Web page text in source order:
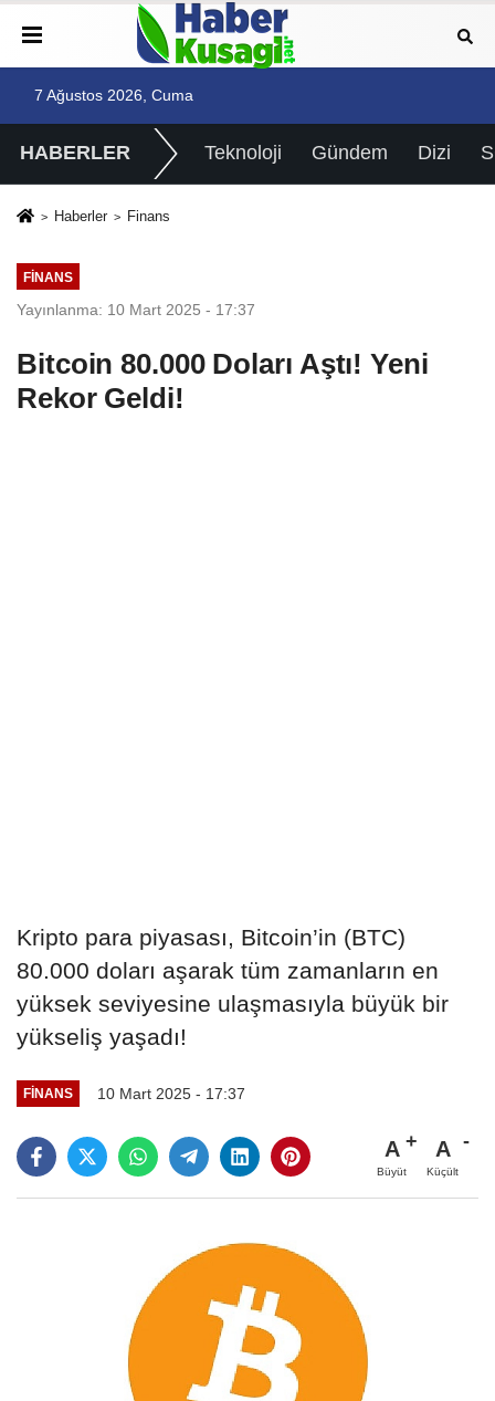
7 Ağustos 2026, Cuma
HABERLER Teknoloji Gündem Dizi
Haberler Finans
FINANS
Yayınlanma: 10 Mart 2025 - 17:37
Bitcoin 80.000 Doları Aştı! Yeni
Rekor Geldi!
Kripto para piyasası, Bitcoin’in (BTC)
80.000 doları aşarak tüm zamanların en
yüksek seviyesine ulaşmasıyla büyük bir
yükseliş yaşadı!
FINANS 10 Mart 2025 - 17:37
A
Büyüt
A
Küçült